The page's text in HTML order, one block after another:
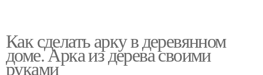
Как сделать арку в деревянном
доме. Арка из дерева своими
руками